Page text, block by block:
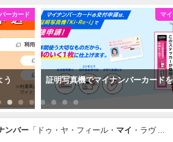
ーカード
う
マ
証明写真機でマイナンバーカード
ンバー「ドゥ・ヤ・フィール・ マイ ・ラヴ ...